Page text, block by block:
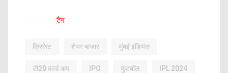
टैग
क्रिकेट शेयर बाजार मुंबई इंडियंस
टी20 वर्ल्ड कप IPO फुटबॉल IPL 2024